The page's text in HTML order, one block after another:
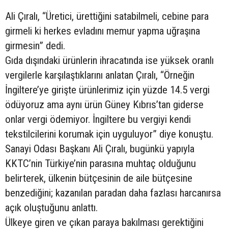
Ali Çıralı, “Üretici, ürettiğini satabilmeli, cebine para
girmeli ki herkes evladını memur yapma uğraşına
girmesin” dedi.
Gıda dışındaki ürünlerin ihracatında ise yüksek oranlı
vergilerle karşılaştıklarını anlatan Çıralı, “Örneğin
İngiltere’ye girişte ürünlerimiz için yüzde 14.5 vergi
ödüyoruz ama aynı ürün Güney Kıbrıs’tan giderse
onlar vergi ödemiyor. İngiltere bu vergiyi kendi
tekstilcilerini korumak için uyguluyor” diye konuştu.
Sanayi Odası Başkanı Ali Çıralı, bugünkü yapıyla
KKTC’nin Türkiye’nin parasına muhtaç olduğunu
belirterek, ülkenin bütçesinin de aile bütçesine
benzediğini; kazanılan paradan daha fazlası harcanırsa
açık oluştuğunu anlattı.
Ülkeye giren ve çıkan paraya bakılması gerektiğini